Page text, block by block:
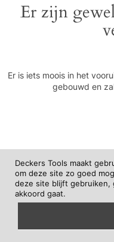
Er zijn
Er is iets moois in het
gebouwd en
Deckers Tools maakt
om deze site zo goed
deze site blijft gebruiken,
akkoord gaat.